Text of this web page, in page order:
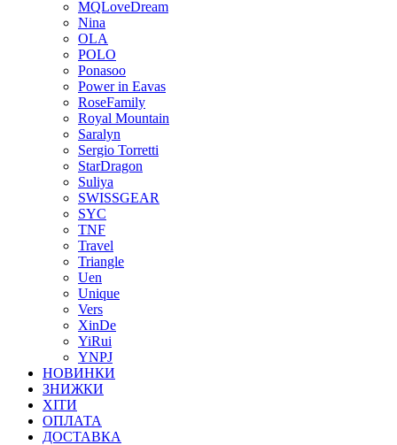
MQLoveDream
Nina
OLA
POLO
Ponasoo
Power in Eavas
RoseFamily
Royal Mountain
Saralyn
Sergio Torretti
StarDragon
Suliya
SWISSGEAR
SYC
TNF
Travel
Triangle
Uen
Unique
Vers
XinDe
YiRui
YNPJ
НОВИНКИ
ЗНИЖКИ
ХІТИ
ОПЛАТА
ДОСТАВКА